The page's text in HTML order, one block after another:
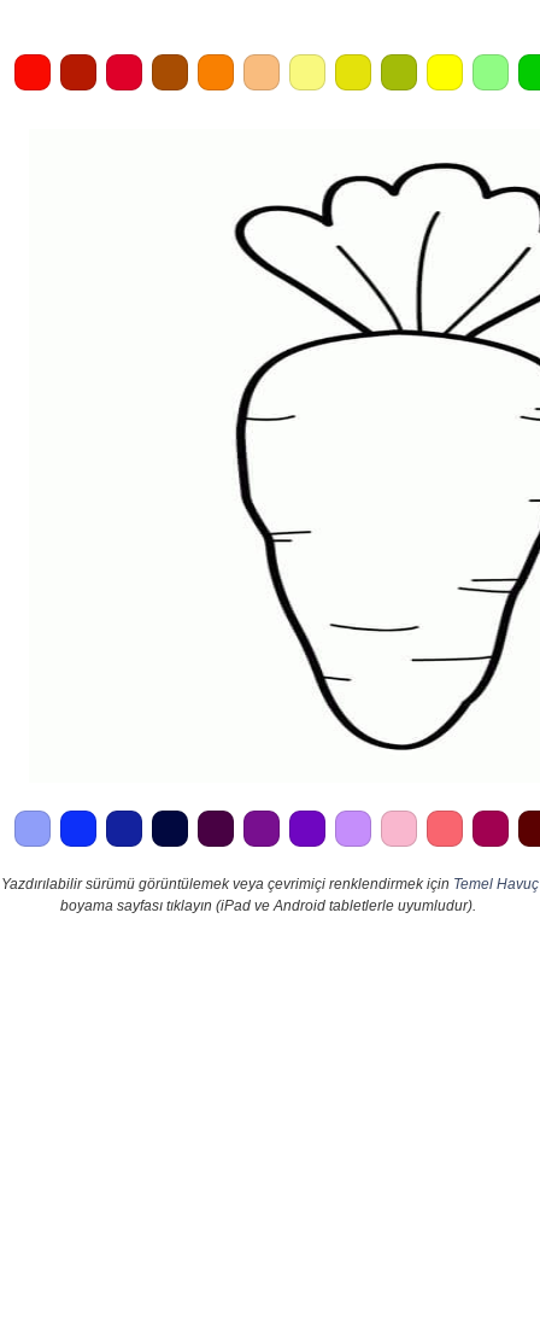
Yazdırılabilir sürümü görüntülemek veya çevrimiçi renklendirmek için Temel Havuç
boyama sayfası tıklayın (iPad ve Android tabletlerle uyumludur).